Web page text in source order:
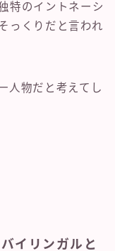
特のイントネーシ
っくりだと言われ
人物だと考えてし
イリンガルと